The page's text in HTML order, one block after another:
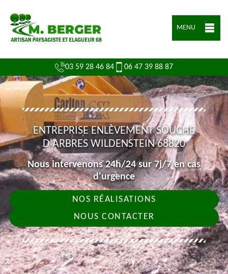
MENU
03 59 28 46 84 06 47 39 88 87
ENTREPRISE ENLÈVEMENT SOUCHE
D'ARBRES WILDENSTEIN 68820
Nous intervenons 24h/24 sur 7j/7 en cas
d'urgence
NOS RÉALISATIONS
NOUS CONTACTER